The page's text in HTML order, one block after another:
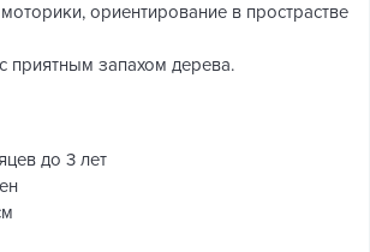
ориентирование в прострастве
приятным запахом дерева.
до 3 лет